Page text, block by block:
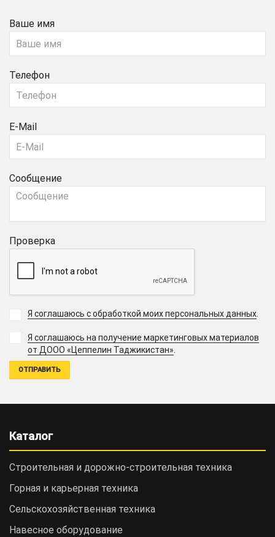
Ваше имя
Телефон
E-Mail
Сообщение
Проверка
Я соглашаюсь с обработкой моих персональных данных.
Я соглашаюсь на получение маркетинговых материалов
от ДООО «Цеппелин Таджикистан».
Каталог
Строительная и дорожно-cтроительная техника
Горная и карьерная техника
Сельскохозяйственная техника
Навесное оборудование